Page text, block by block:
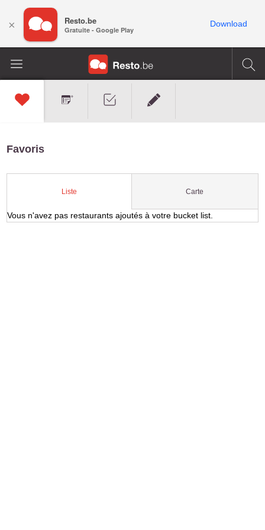
Favoris
Liste Carte
Vous n'avez pas restaurants ajoutés à votre bucket list.
× Resto.be
Gratuite - Google Play
Download